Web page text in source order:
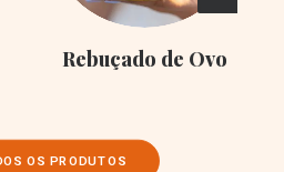
Rebuçado de Ovo
OS PRODUTOS